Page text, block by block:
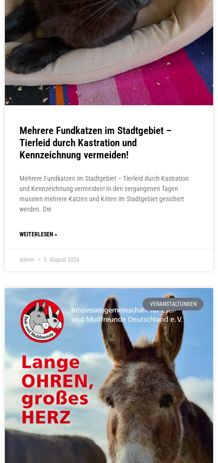
Mehrere Fundkatzen im Stadtgebiet –
Tierleid durch Kastration und
Kennzeichnung vermeiden!
Mehrere Fundkatzen im Stadtgebiet – Tierleid durch Kastration
und Kennzeichnung vermeiden! In den vergangenen Tagen
mussten mehrere Katzen und Kitten im Stadtgebiet gesichert
werden. Die
WEITERLESEN »
admin 5. August 2026
VERANSTALTUNGEN